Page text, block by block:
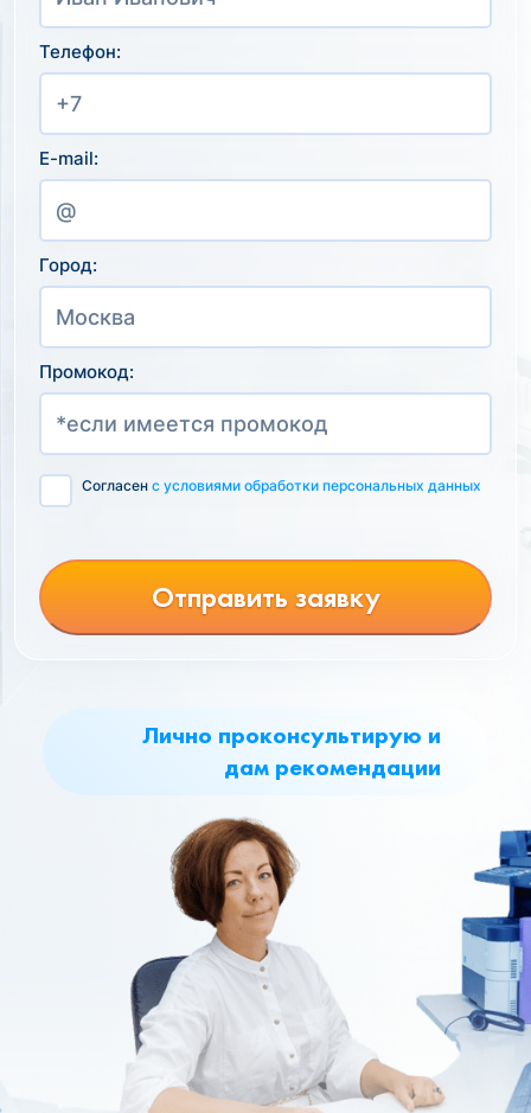
Лично проконсультирую и
дам рекомендации
Телефон:
E-mail:
Город:
Промокод:
Согласен с условиями обработки персональных данных
Отправить заявку